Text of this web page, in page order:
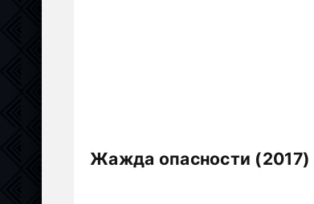
Жажда опасности (2017)